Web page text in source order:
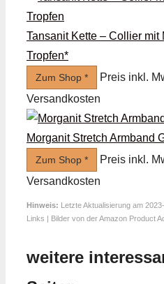
Tansanit Kette – Collier mit
Tropfen*
Zum Shop *
Preis inkl.
Versandkosten
Morganit Stretch Armband
Zum Shop *
Preis inkl.
Versandkosten
Hinweis: Letzte Aktualisierung am
Links | Bilder von der Amazon Product
weitere